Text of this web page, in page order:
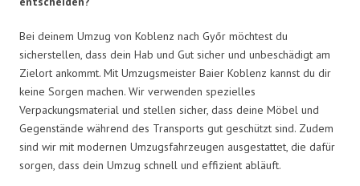
Bei deinem Umzug von Koblenz nach Győr möchtest du
sicherstellen, dass dein Hab und Gut sicher und unbeschädigt am
Zielort ankommt. Mit Umzugsmeister Baier Koblenz kannst du dir
keine Sorgen machen. Wir verwenden spezielles
Verpackungsmaterial und stellen sicher, dass deine Möbel und
Gegenstände während des Transports gut geschützt sind. Zudem
sind wir mit modernen Umzugsfahrzeugen ausgestattet, die dafür
sorgen, dass dein Umzug schnell und effizient abläuft.